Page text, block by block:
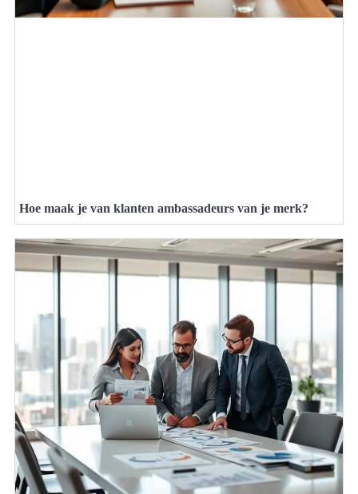
Hoe maak je van klanten ambassadeurs van je merk?